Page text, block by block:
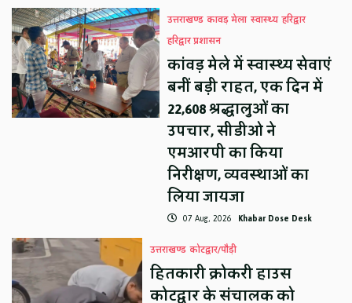
उत्तराखण्ड कावड़ मेला स्वास्थ्य हरिद्वार
हरिद्वार प्रशासन
कांवड़ मेले में स्वास्थ्य सेवाएं
बनीं बड़ी राहत, एक दिन में
22,608 श्रद्धालुओं का
उपचार, सीडीओ ने
एमआरपी का किया
निरीक्षण, व्यवस्थाओं का
लिया जायजा
07 Aug, 2026 Khabar Dose Desk
उत्तराखण्ड कोटद्वार/पौड़ी
हितकारी क्रोकरी हाउस
कोटद्वार के संचालक को